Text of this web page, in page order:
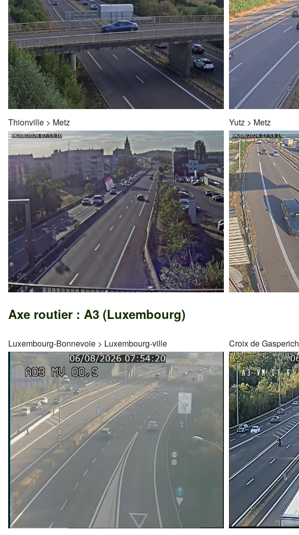
Thionville > Metz Yutz> Metz
Axe routier : A3 (Luxembourg)
Luxembourg-Bonnevoie > Luxembourg-ville Croix de Gasperich